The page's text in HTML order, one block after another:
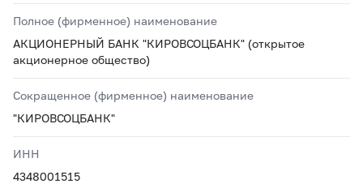
Полное (фирменное) наименование
АКЦИОНЕРНЫЙ БАНК "КИРОВСОЦБАНК" (открытое
акционерное общество)
Сокращенное (фирменное) наименование
"КИРОВСОЦБАНК"
ИНН
4348001515